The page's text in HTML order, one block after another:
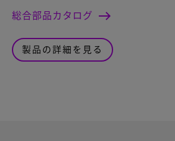
総合部品カタログ
製品の詳細を見る